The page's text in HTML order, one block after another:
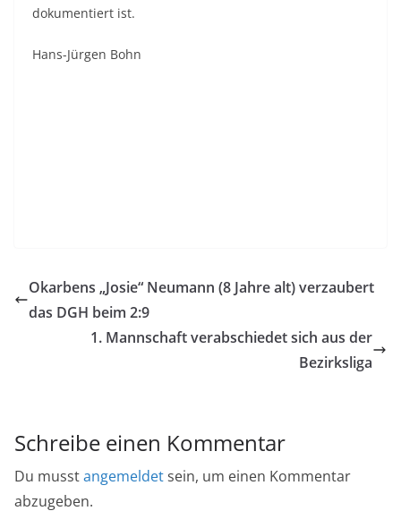
dokumentiert ist.
Hans-Jürgen Bohn
Okarbens „Josie“ Neumann (8 Jahre alt) verzaubert
das DGH beim 2:9
1. Mannschaft verabschiedet sich aus der
Bezirksliga
Schreibe einen Kommentar
Du musstangemeldetsein, um einen Kommentar
abzugeben.